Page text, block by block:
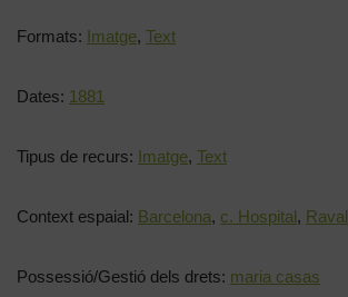
Formats: Imatge, Text
Dates: 1881
Tipus de recurs: Imatge, Text
Context espaial: Barcelona, c. Hospital, Raval
Possessió/Gestió dels drets: maria casas